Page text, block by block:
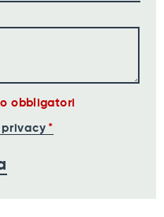
obbligatori
privacy